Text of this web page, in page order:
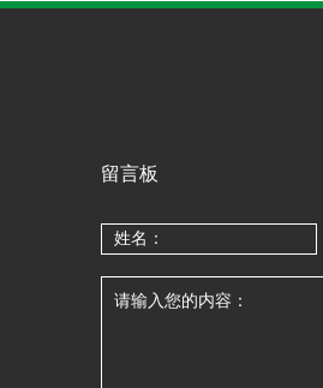
留言板